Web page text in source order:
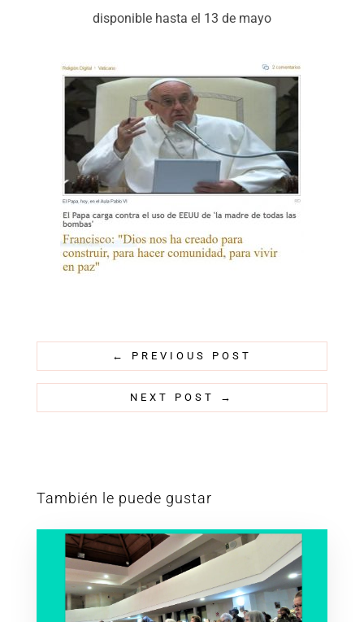
disponible hasta el 13 de mayo
← PREVIOUS POST
NEXT POST →
También le puede gustar